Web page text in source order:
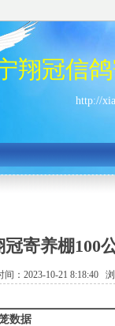
翔冠信
http://
冠寄养棚100
间：2023-10-21 8:18:40
数据